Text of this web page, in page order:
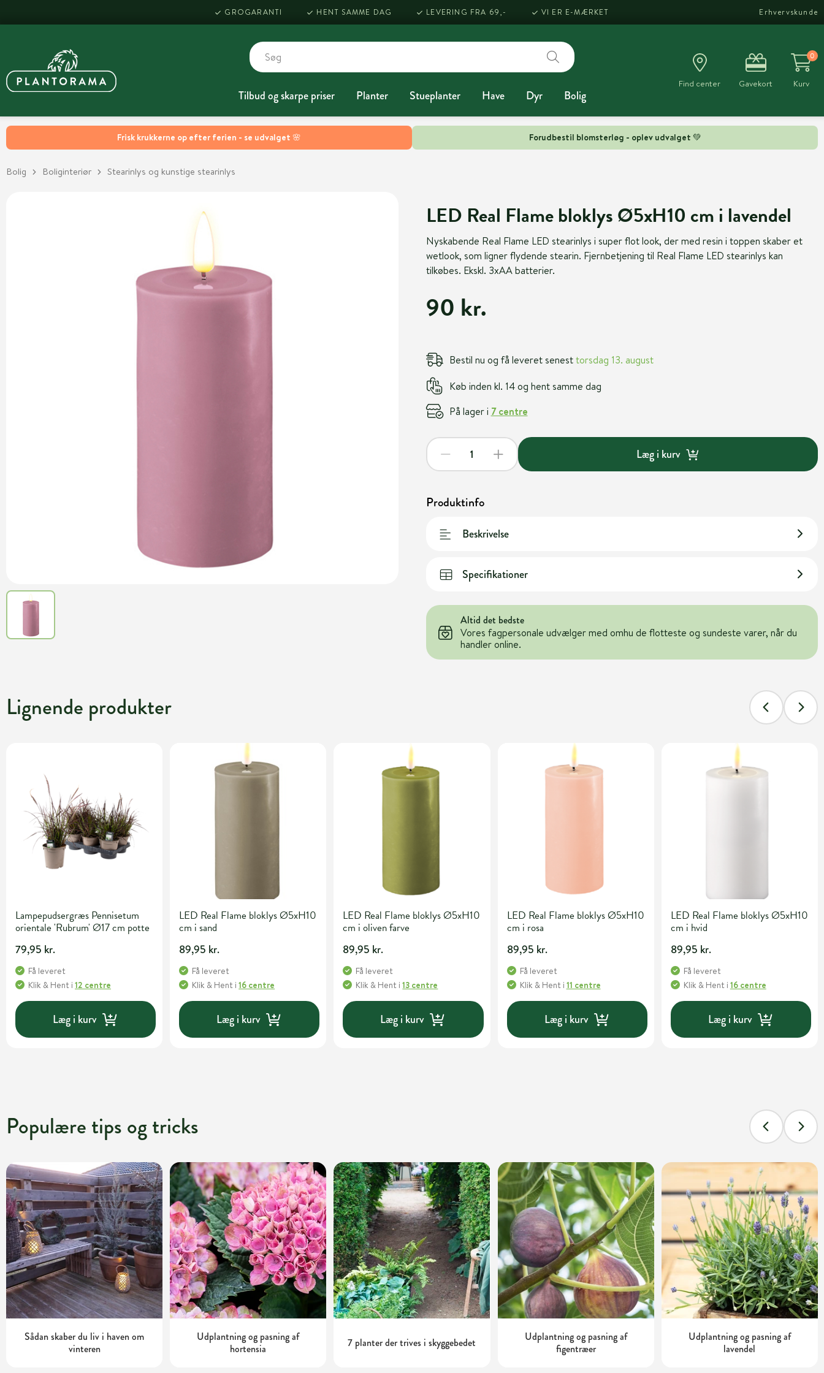
Frisk krukkerne op efter ferien - se udvalget 🌸 Forudbestil blomsterløg - oplev udvalget 💚
GROGARANTI HENT SAMME DAG LEVERING FRA 69,- VI ER E-MÆRKET Erhvervskunde
Tilbud og skarpe priser Planter Stueplanter Have Dyr Bolig
Find center Gavekort
0
Kurv
Bolig Boliginteriør Stearinlys og kunstige stearinlys
LED Real Flame bloklys Ø5xH10 cm i lavendel
Nyskabende Real Flame LED stearinlys i super flot look, der med resin i toppen skaber et
wetlook, som ligner flydende stearin. Fjernbetjening til Real Flame LED stearinlys kan
tilkøbes. Ekskl. 3xAA batterier.
90 kr.
Bestil nu og få leveret senesttorsdag 13. august
Køb inden kl. 14 og hent samme dag
På lager i 7 centre
Læg i kurv
Produktinfo
Beskrivelse
Specifikationer
Altid det bedste
Vores fagpersonale udvælger med omhu de flotteste og sundeste varer, når du
handler online.
Lignende produkter
Lampepudsergræs Pennisetum
orientale 'Rubrum' Ø17 cm potte
79,95 kr.
Få leveret
Klik & Hent i 12 centre
Læg i kurv
LED Real Flame bloklys Ø5xH10
cm i sand
89,95 kr.
Få leveret
Klik & Hent i16 centre
Læg i kurv
LED Real Flame bloklys Ø5xH10
cm i oliven farve
89,95 kr.
Få leveret
Klik & Hent i13 centre
Læg i kurv
LED Real Flame bloklys Ø5xH10
cm i rosa
89,95 kr.
Få leveret
Klik & Hent i 11 centre
Læg i kurv
LED Real Flame bloklys Ø5xH10
cm i hvid
89,95 kr.
Få leveret
Klik & Hent i 16 centre
Læg i kurv
Populære tips og tricks
Sådan skaber du liv i haven om
vinteren
Udplantning og pasning af
hortensia
7 planter der trives i skyggebedet
Udplantning og pasning af
figentræer
Udplantning og pasning af
lavendel